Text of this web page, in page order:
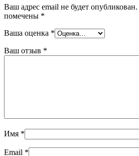
Ваш адрес email не будет опубликован.
помечены *
Ваша оценка *
Ваш отзыв *
Имя *
Email *